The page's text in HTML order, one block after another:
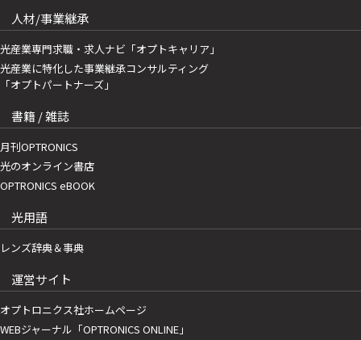
人材/事業継承
光産業専門求職・求人ナビ「オプトキャリア」
光産業に特化した事業継承コンサルティング
「オプトパートナーズ」
書籍 / 雑誌
月刊OPTRONICS
光のオンライン書店
OPTRONICS eBOOK
光用語
レンズ辞典＆事典
運営サイト
オプトロニクス社ホームページ
WEBジャーナル「OPTRONICS ONLINE」